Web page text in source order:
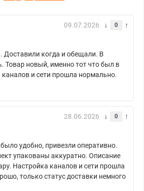
09.07.2026 0
Доставили когда и обещали. В
Товар новый, именно тот что был в
каналов и сети прошла нормально.
28.06.2026 0
удобно, привезли оперативно.
упакованы аккуратно. Описание
Настройка каналов и сети прошла
только статус доставки немного